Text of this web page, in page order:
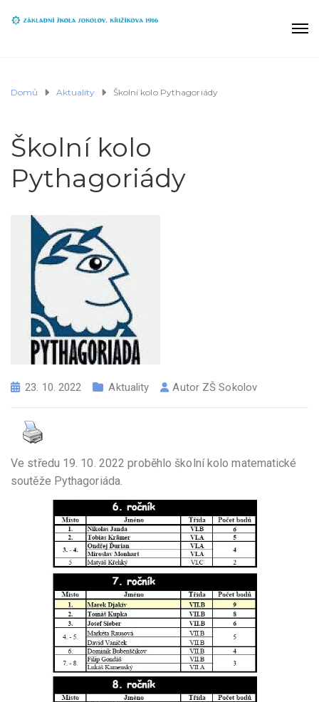
Domů Aktuality Školní kolo Pythagoriády
Školní kolo
Pythagoriády
23. 10. 2022 Aktuality Autor ZŠ Sokolov
Ve středu 19. 10. 2022 proběhlo školní kolo matematické
soutěže Pythagoriáda.